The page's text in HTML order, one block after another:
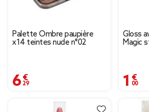
Palette Ombre paupière
x14 teintes nude n°02
6,29 €
Gloss
Magic
1,00 €